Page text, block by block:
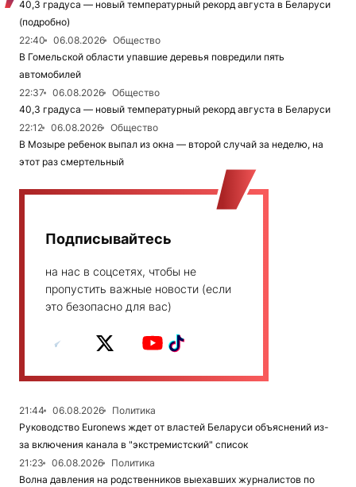
40,3 градуса — новый температурный рекорд августа в Беларуси
(подробно)
22:40
06.08.2026
Общество
В Гомельской области упавшие деревья повредили пять
автомобилей
22:37
06.08.2026
Общество
40,3 градуса — новый температурный рекорд августа в Беларуси
22:12
06.08.2026
Общество
В Мозыре ребенок выпал из окна — второй случай за неделю, на
этот раз смертельный
Подписывайтесь
на нас в соцсетях, чтобы не
пропустить важные новости (если
это безопасно для вас)
21:44 06.08.2026
Политика
Руководство Euronews ждет от властей Беларуси объяснений из-
за включения канала в "экстремистский" список
21:23
06.08.2026
Политика
Волна давления на родственников выехавших журналистов по